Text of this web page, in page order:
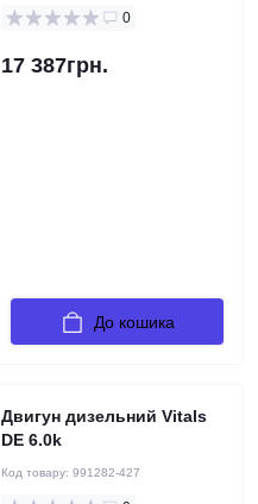
0
17 387грн.
До кошика
Двигун дизельний Vitals
DE 6.0k
Код товару: 991282-427